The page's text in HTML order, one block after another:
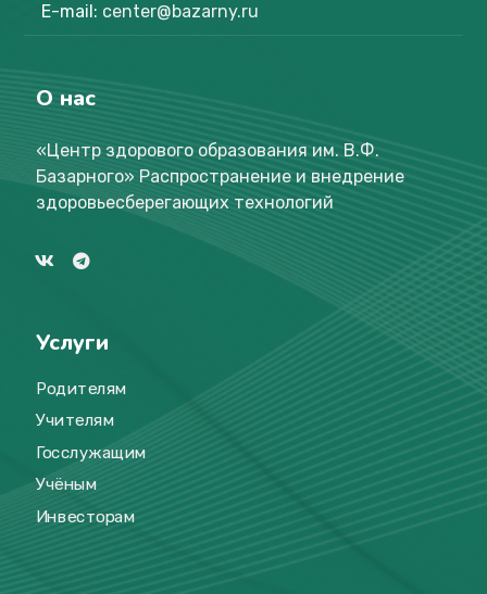
E-mail: center@bazarny.ru
О нас
«Центр здорового образования им. В.Ф.
Базарного» Распространение и внедрение
здоровьесберегающих технологий
Услуги
Родителям
Учителям
Госслужащим
Учёным
Инвесторам